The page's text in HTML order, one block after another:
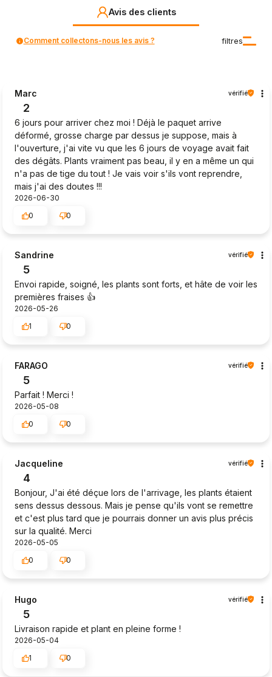
Avis des clients
filtres
Comment collectons-nous les avis ?
Marc vérifié
2
6 jours pour arriver chez moi ! Déjà le paquet arrive
déformé, grosse charge par dessus je suppose, mais à
l'ouverture, j'ai vite vu que les 6 jours de voyage avait fait
des dégâts. Plants vraiment pas beau, il y en a même un qui
n'a pas de tige du tout ! Je vais voir s'ils vont reprendre,
mais j'ai des doutes !!!
2026-06-30
0
0
Sandrine vérifié
5
Envoi rapide, soigné, les plants sont forts, et hâte de voir les
premières fraises 👍️
2026-05-26
1
0
FARAGO vérifié
5
Parfait ! Merci !
2026-05-08
0
0
Jacqueline vérifié
4
Bonjour, J'ai été déçue lors de l'arrivage, les plants étaient
sens dessus dessous. Mais je pense qu'ils vont se remettre
et c'est plus tard que je pourrais donner un avis plus précis
sur la qualité. Merci
2026-05-05
0
0
Hugo vérifié
5
Livraison rapide et plant en pleine forme !
2026-05-04
1
0